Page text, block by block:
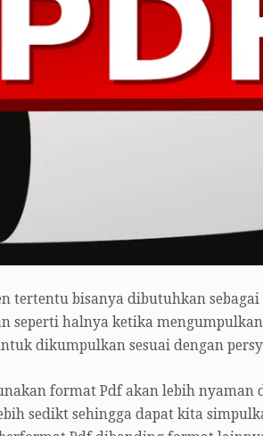
tertentu bisanya dibutuhkan
seperti halnya ketika
dikumpulkan sesuai dengan
format Pdf akan lebih nyaman
sedikt sehingga dapat kita